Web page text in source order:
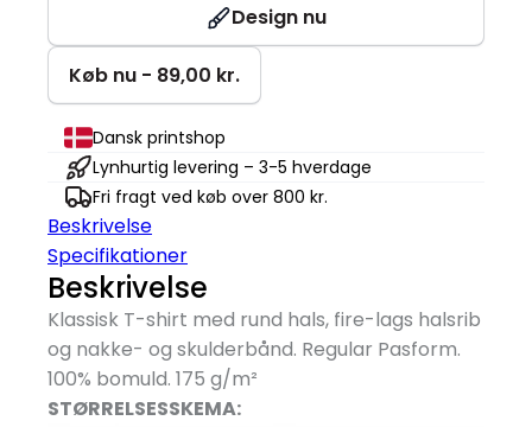
shirt
antal
Design nu
Køb nu - 89,00 kr.
Dansk printshop
Lynhurtig levering – 3-5 hverdage
Fri fragt ved køb over 800 kr.
Beskrivelse
Specifikationer
Beskrivelse
Klassisk T-shirt med rund hals, fire-lags halsrib
og nakke- og skulderbånd. Regular Pasform.
100% bomuld. 175 g/m²
STØRRELSESSKEMA: